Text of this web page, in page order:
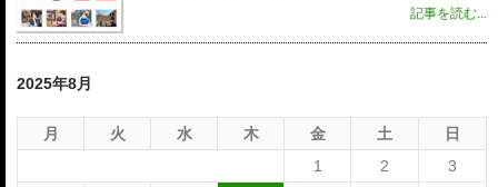
記事を読む...
2025年8月
月 火 水 木 金 土
日
1
2
3